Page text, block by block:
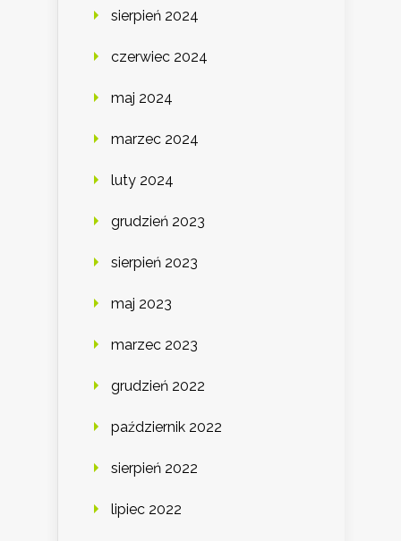
sierpień 2024
czerwiec 2024
maj 2024
marzec 2024
luty 2024
grudzień 2023
sierpień 2023
maj 2023
marzec 2023
grudzień 2022
październik 2022
sierpień 2022
lipiec 2022